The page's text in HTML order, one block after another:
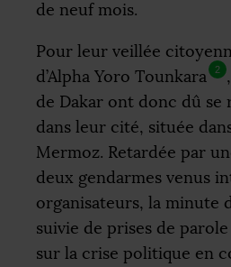
de neuf mois.
Pour leur veillée
d’Alpha Yoro Tounkara
2
de Dakar ont donc dû se
dans leur cité, située
Mermoz. Retardée par
deux gendarmes venus
organisateurs, la minute
suivie de prises de
sur la crise politique en